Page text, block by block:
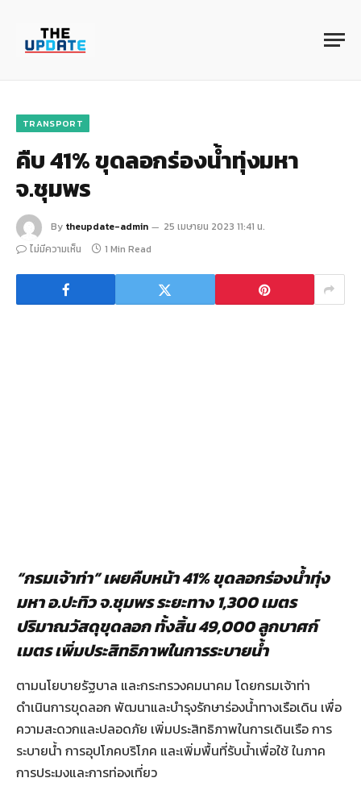
TRANSPORT
คืบ 41% ขุดลอกร่องน้ำทุ่งมหา
จ.ชุมพร
By theupdate-admin
25 เมษายน 2023 11:41 น.
ไม่มีความเห็น
1 Min Read
“กรมเจ้าท่า” เผยคืบหน้า 41% ขุดลอกร่องน้ำทุ่ง
มหา อ.ปะทิว จ.ชุมพร ระยะทาง 1,300 เมตร
ปริมาณวัสดุขุดลอก ทั้งสิ้น 49,000 ลูกบาศก์
เมตร เพิ่มประสิทธิภาพในการระบายน้ำ
ตามนโยบายรัฐบาล และกระทรวงคมนาคม โดยกรมเจ้าท่า
ดำเนินการขุดลอก พัฒนาและบำรุงรักษาร่องน้ำทางเรือเดิน เพื่อ
ความสะดวกและปลอดภัย เพิ่มประสิทธิภาพในการเดินเรือ การ
ระบายน้ำ การอุปโภคบริโภค และเพิ่มพื้นที่รับน้ำเพื่อใช้ ในภาค
การประมงและการท่องเที่ยว